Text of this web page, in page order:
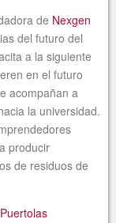
de Nexgen
del futuro del
a la siguiente
en el futuro
acompañan a
la universidad.
producir
de residuos de